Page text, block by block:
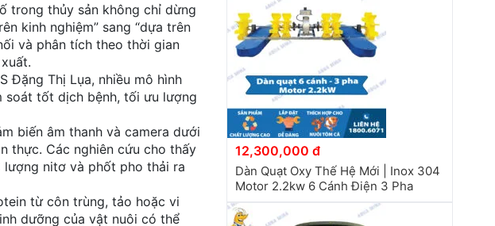
trong thủy sản không chỉ dừng
kinh nghiệm” sang “dựa trên
và phân tích theo thời gian
Đặng Thị Lụa, nhiều mô hình
soát tốt dịch bệnh, tối ưu lượng
biến âm thanh và camera dưới
thực. Các nghiên cứu cho thấy
lượng nitơ và phốt pho thải ra
từ côn trùng, tảo hoặc vi
dưỡng của vật nuôi có thể
12,300,000 đ
Dàn Quạt Oxy Thế Hệ Mới | Inox 304
Motor 2.2kw 6 Cánh Điện 3 Pha